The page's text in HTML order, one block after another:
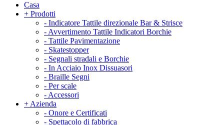
Casa
+ Prodotti
- Indicatore Tattile direzionale Bar & Strisce
- Avvertimento Tattile Indicatori Borchie
- Tattile Pavimentazione
- Skatestopper
- Segnali stradali e Borchie
- In Acciaio Inox Dissuasori
- Braille Segni
- Per scale
- Accessori
+ Azienda
- Onore e Certificati
- Spettacolo di fabbrica